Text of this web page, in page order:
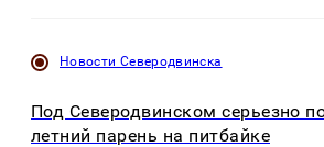
Новости Северодвинска
Под Северодвинском серьезно
летний парень на питбайке